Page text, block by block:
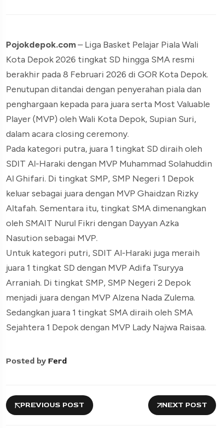
Pojokdepok.com– Liga Basket Pelajar Piala Wali
Kota Depok 2026 tingkat SD hingga SMA resmi
berakhir pada 8 Februari 2026 di GOR Kota Depok.
Penutupan ditandai dengan penyerahan piala dan
penghargaan kepada para juara serta Most Valuable
Player (MVP) oleh Wali Kota Depok, Supian Suri,
dalam acara closing ceremony.
Pada kategori putra, juara 1 tingkat SD diraih oleh
SDIT Al-Haraki dengan MVP Muhammad Solahuddin
Al Ghifari. Di tingkat SMP, SMP Negeri 1 Depok
keluar sebagai juara dengan MVP Ghaidzan Rizky
Altafah. Sementara itu, tingkat SMA dimenangkan
oleh SMAIT Nurul Fikri dengan Dayyan Azka
Nasution sebagai MVP.
Untuk kategori putri, SDIT Al-Haraki juga meraih
juara 1 tingkat SD dengan MVP Adifa Tsuryya
Arraniah. Di tingkat SMP, SMP Negeri 2 Depok
menjadi juara dengan MVP Alzena Nada Zulema.
Sedangkan juara 1 tingkat SMA diraih oleh SMA
Sejahtera 1 Depok dengan MVP Lady Najwa Raisaa.
Posted by Ferd
PREVIOUS POST NEXT POST